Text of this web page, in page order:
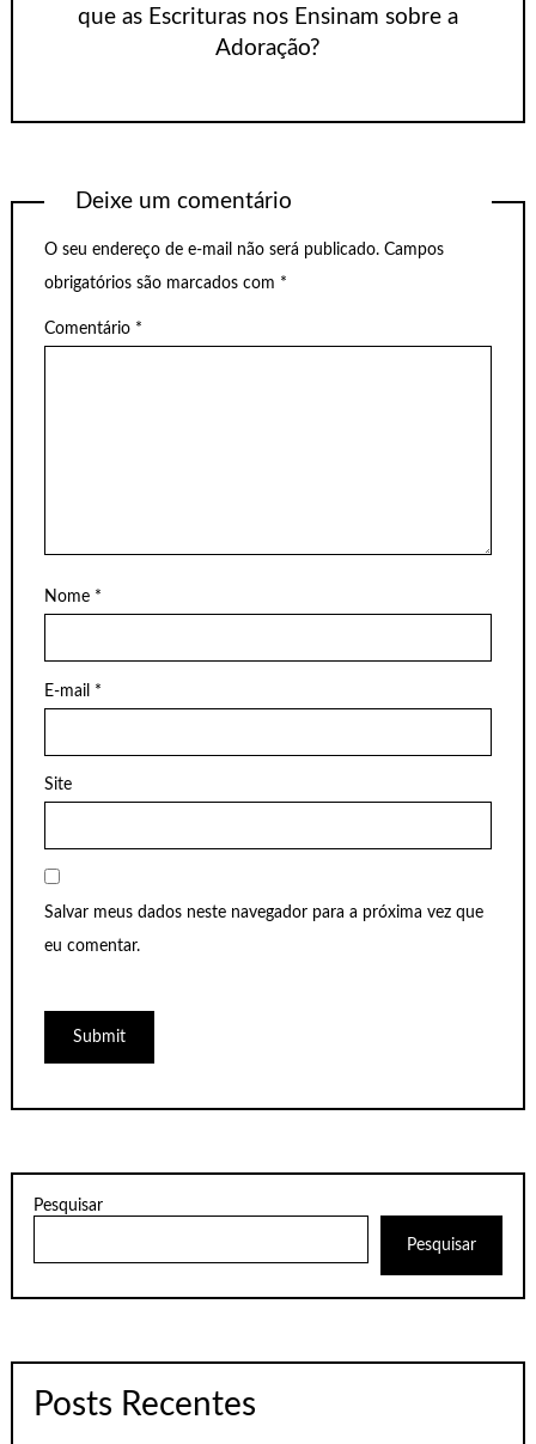
que as Escrituras nos Ensinam sobre a
Adoração?
Deixe um comentário
O seu endereço de e-mail não será publicado. Campos
obrigatórios são marcados com *
Comentário *
Nome *
E-mail *
Site
Salvar meus dados neste navegador para a próxima vez que
eu comentar.
Pesquisar
Pesquisar
Posts Recentes